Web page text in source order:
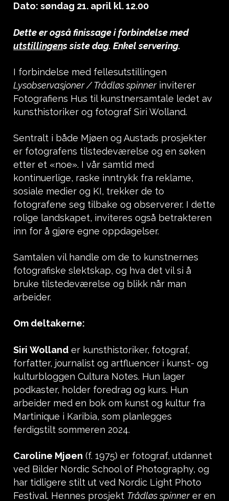
Dato: søndag 21. april kl. 12.00
Dette er også finissage i forbindelse med
utstillingens siste dag. Enkel servering.
I forbindelse med fellesutstillingen
Lysobservasjoner / Trådløs spinnerinviterer
Fotografiens Hus til kunstnersamtale ledet av
kunsthistoriker og fotograf Siri Wolland.
Sentralt i både Mjøen og Austads prosjekter
er fotografens tilstedeværelse og en søken
etter et «noe». I vår samtid med
kontinuerlige, raske inntrykk fra reklame,
sosiale medier og KI, trekker de to
fotografene seg tilbake og observerer. I dette
rolige landskapet, inviteres også betrakteren
inn for å gjøre egne oppdagelser.
Samtalen vil handle om de to kunstnernes
fotografiske slektskap, og hva det vil si å
bruke tilstedeværelse og blikk når man
arbeider.
Om deltakerne:
Siri Wolland er kunsthistoriker, fotograf,
forfatter, journalist og artfluencer i kunst- og
kulturbloggen Cultura Notes. Hun lager
podkaster, holder foredrag og kurs. Hun
arbeider med en bok om kunst og kultur fra
Martinique i Karibia, som planlegges
ferdigstilt sommeren 2024.
Caroline Mjøen (f. 1975) er fotograf, utdannet
ved Bilder Nordic School of Photography, og
har tidligere stilt ut ved Nordic Light Photo
Festival. Hennes prosjekt Trådløs spinnerer en